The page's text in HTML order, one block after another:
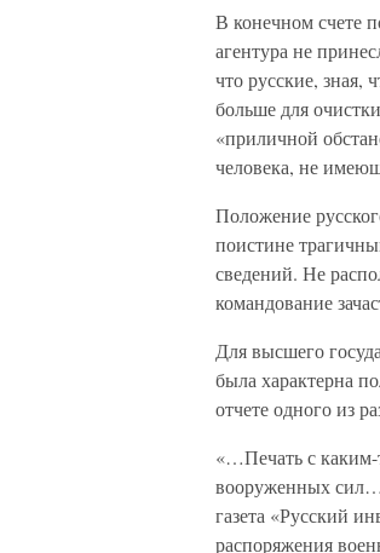
В конечном счете
агентура не
что русские, зная,
больше для
«приличной
человека, не
Положение
поистине
сведений. Не
командование
Для высшего
была характерна
отчете одного из
«…Печать с каким-
вооруженных сил…
газета «Русский
распоряжения